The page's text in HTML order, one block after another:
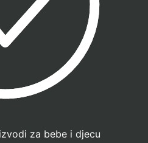
za bebe i djecu